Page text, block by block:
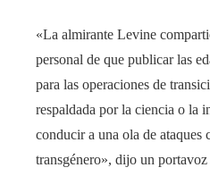
«La almirante Levine
personal de que publicar las
para las operaciones de
respaldada por la ciencia o la
conducir a una ola de ataques
transgénero», dijo un